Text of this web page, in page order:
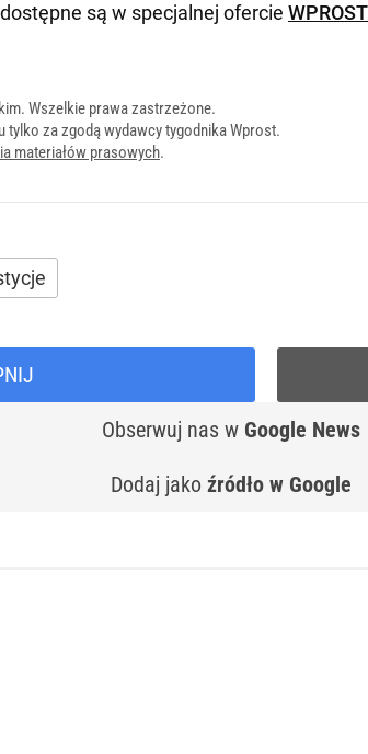
są w specjalnej ofercie
Wszelkie prawa zastrzeżone.
tylko za zgodą wydawcy tygodnika Wprost.
materiałów prasowych.
Obserwuj nas w Google News
Dodaj jako źródło w Google